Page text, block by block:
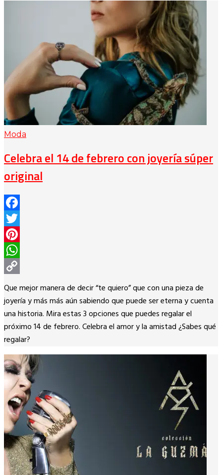
Moda
Celebra el 14 de febrero con joyería súper
original
Facebook
Twitter
Pinterest
WhatsApp
Copy
Link
Que mejor manera de decir “te quiero” que con una pieza de
joyería y más más aún sabiendo que puede ser eterna y cuenta
una historia. Mira estas 3 opciones que puedes regalar el
próximo 14 de febrero. Celebra el amor y la amistad ¿Sabes qué
regalar?